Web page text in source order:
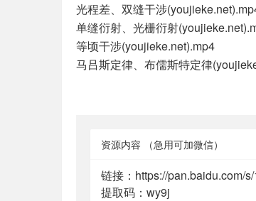
光程差、双缝干涉
单缝衍射、光栅衍射
等顷干涉(youjieke.net).mp4
马吕斯定律、布儒斯特定律
资源内容 （急用可加微信）
链接：https://pan.baidu.com/
提取码：wy9j